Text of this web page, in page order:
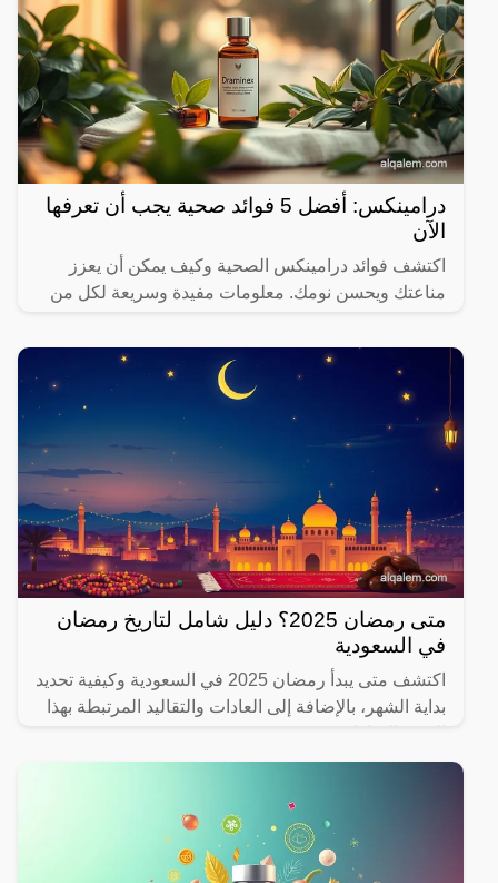
درامينكس: أفضل 5 فوائد صحية يجب أن تعرفها
الآن
اكتشف فوائد درامينكس الصحية وكيف يمكن أن يعزز
مناعتك ويحسن نومك. معلومات مفيدة وسريعة لكل من
متى رمضان 2025؟ دليل شامل لتاريخ رمضان
في السعودية
اكتشف متى يبدأ رمضان 2025 في السعودية وكيفية تحديد
بداية الشهر، بالإضافة إلى العادات والتقاليد المرتبطة بهذا